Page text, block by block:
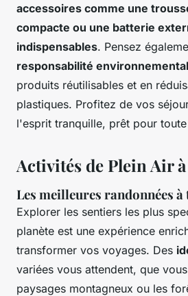
accessoires comme une
compacte ou une batterie
indispensables. Pensez
responsabilité
produits réutilisables et en
plastiques. Profitez de vos
l'esprit tranquille, prêt pour
Activités de Plein Air
Les meilleures randonnées
Explorer les sentiers les plus
planète est une expérience
transformer vos voyages. Des
variées vous attendent, que
paysages montagneux ou les